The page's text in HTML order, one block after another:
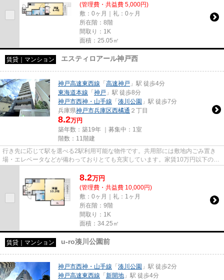
(管理費・共益費 5,000円)
敷：0ヶ月｜礼：0ヶ月
所在階：8階
間取り：1K
面積：25.05㎡
賃貸｜マンション エスティロアール神戸西
神戸高速東西線 「 高速神戸 」駅 徒歩4分
東海道本線 「 神戸 」駅 徒歩8分
神戸市西神・山手線 「 湊川公園 」駅 徒歩7分
兵庫県神戸市兵庫区西橘通 ２丁目
8.2万円
築年数：築19年 ｜募集中： 1室
階数：11階建
行き先に応じて駅を選べる2駅利用可能な物件です。共用部には敷地内ごみ置き
場・エレベータなどが備わっておりとても充実しています。家賃10万円以下の物
8.2万円
(管理費・共益費 10,000円)
敷：0ヶ月｜礼：1ヶ月
所在階：9階
間取り：1K
面積：34.25㎡
賃貸｜マンション u-ro湊川公園前
神戸市西神・山手線 「 湊川公園 」駅 徒歩2分
神戸高速東西線 「 新開地 」駅 徒歩4分